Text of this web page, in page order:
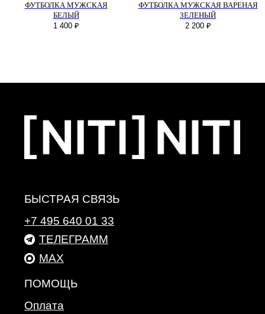
ФУТБОЛКА МУЖСКАЯ
БЕЛЫЙ
1 400 ₽
ФУТБОЛКА МУЖСКАЯ ВАРЕНАЯ
ЗЕЛЕНЫЙ
2 200 ₽
Доставка
Политика конфиденциальности
Обмен и возврат